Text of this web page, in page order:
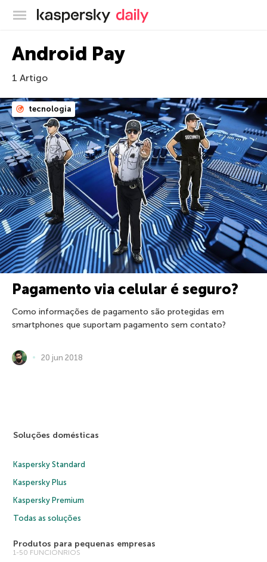
Blog oficial da Kaspersky
Android Pay
1 Artigo
tecnologia
Pagamento via celular é seguro?
Como informações de pagamento são protegidas em
smartphones que suportam pagamento sem contato?
20 jun 2018
Soluções domésticas
Kaspersky Standard
Kaspersky Plus
Kaspersky Premium
Todas as soluções
Produtos para pequenas empresas
1-50 FUNCIONRIOS